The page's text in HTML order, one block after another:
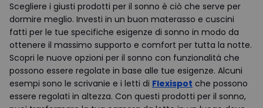
Scegliere i giusti prodotti per il sonno è ciò che serve per
dormire meglio. Investi in un buon materasso e cuscini
fatti per le tue specifiche esigenze di sonno in modo da
ottenere il massimo supporto e comfort per tutta la notte.
Scopri le nuove opzioni per il sonno con funzionalità che
possono essere regolate in base alle tue esigenze. Alcuni
esempi sono le scrivanie e i letti di Flexispot che possono
essere regolati in altezza. Con questi prodotti per il sonno,